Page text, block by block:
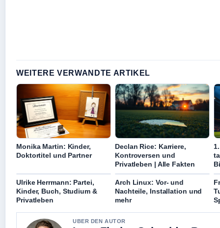
WEITERE VERWANDTE ARTIKEL
Monika Martin: Kinder,
Doktortitel und Partner
Declan Rice: Karriere,
Kontroversen und
Privatleben | Alle Fakten
Ulrike Herrmann: Partei,
Kinder, Buch, Studium &
Privatleben
Arch Linux: Vor- und
Nachteile, Installation und
mehr
UBER DEN AUTOR